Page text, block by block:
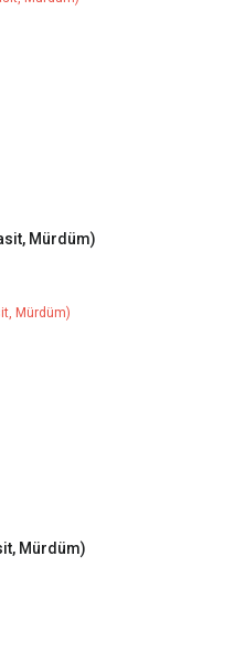
Mürdüm)
Mürdüm)